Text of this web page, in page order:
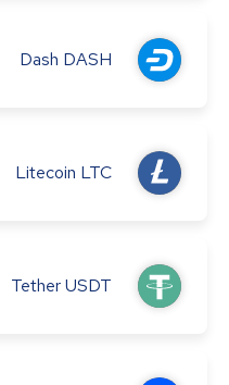
Dash DASH
Litecoin LTC
TetherUSDT